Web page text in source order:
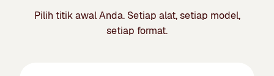
Pilih titik awal Anda. Setiap alat, setiap model,
setiap format.